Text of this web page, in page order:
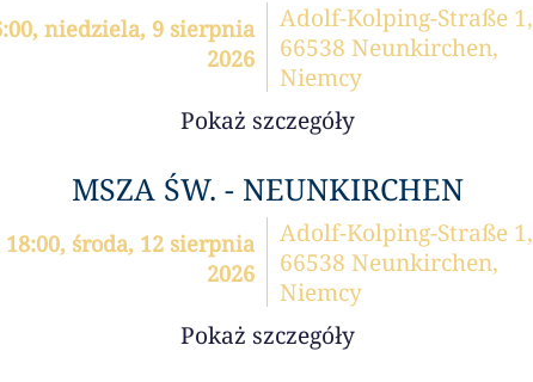
niedziela, 9 sierpnia
2026
Adolf-Kolping-Straße 1,
66538 Neunkirchen,
Niemcy
Pokaż szczegóły
MSZA ŚW. - NEUNKIRCHEN
18:00, środa, 12 sierpnia
2026
Adolf-Kolping-Straße 1,
66538 Neunkirchen,
Niemcy
Pokaż szczegóły